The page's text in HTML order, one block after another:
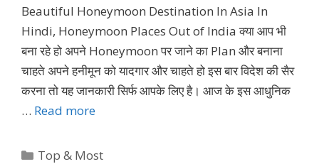
Beautiful Honeymoon Destination In Asia In
Hindi, Honeymoon Places Out of India क्या आप भी
बना रहे हो अपने Honeymoon पर जाने का Plan और बनाना
चाहते अपने हनीमून को यादगार और चाहते हो इस बार विदेश की सैर
करना तो यह जानकारी सिर्फ आपके लिए है। आज के इस आधुनिक
… Read more
Categories
Top & Most